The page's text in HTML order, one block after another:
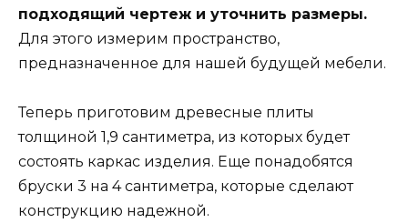
подходящий чертеж и уточнить размеры.
Для этого измерим пространство,
предназначенное для нашей будущей мебели.
Теперь приготовим древесные плиты
толщиной 1,9 сантиметра, из которых будет
состоять каркас изделия. Еще понадобятся
бруски 3 на 4 сантиметра, которые сделают
конструкцию надежной.